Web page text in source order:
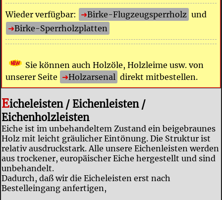
Wieder verfügbar: Birke-Flugzeugsperrholz und
Birke-Sperrholzplatten
Sie können auch Holzöle, Holzleime usw. von
unserer Seite
Holzarsenal direkt mitbestellen.
Eicheleisten / Eichenleisten /
Eichenholzleisten
Eiche ist im unbehandeltem Zustand ein beigebraunes
Holz mit leicht gräulicher Eintönung. Die Struktur ist
relativ ausdruckstark. Alle unsere Eichenleisten werden
aus trockener, europäischer Eiche hergestellt und sind
unbehandelt.
Dadurch, daß wir die Eicheleisten erst nach
Bestelleingang anfertigen,